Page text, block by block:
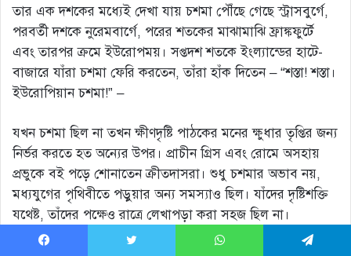
তার এক দশকের মধ্যেই দেখা যায় চশমা পৌঁছে গেছে স্ট্রাসবুর্গে,
পরবর্তী দশকে নুরেমবার্গে, পরের শতকের মাঝামাঝি ফ্রাঙ্কফুর্টে
এবং তারপর ক্রমে ইউরোপময়। সপ্তদশ শতকে ইংল্যান্ডের হাটে-
বাজারে যাঁরা চশমা ফেরি করতেন, তাঁরা হাঁক দিতেন – “শস্তা! শস্তা।
ইউরোপিয়ান চশমা!” –
যখন চশমা ছিল না তখন ক্ষীণদৃষ্টি পাঠকের মনের ক্ষুধার তৃপ্তির জন্য
নির্ভর করতে হত অন্যের উপর। প্রাচীন গ্রিস এবং রোমে অসহায়
প্রভুকে বই পড়ে শোনাতেন ক্রীতদাসরা। শুধু চশমার অভাব নয়,
মধ্যযুগের পৃথিবীতে পড়ুয়ার অন্য সমস্যাও ছিল। যাঁদের দৃষ্টিশক্তি
যথেষ্ট, তাঁদের পক্ষেও রাত্রে লেখাপড়া করা সহজ ছিল না।